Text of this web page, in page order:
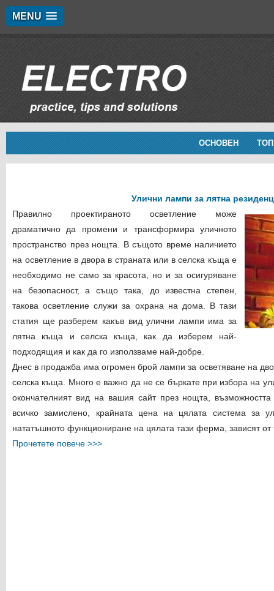
MENU
ОСНОВЕН
Улични лампи за лятна
Правилно проектираното осветление може
драматично да промени и трансформира уличното
пространство през нощта. В същото време наличието
на осветление в двора в страната или в селска къща е
необходимо не само за красота, но и за осигуряване
на безопасност, а също така, до известна степен,
такова осветление служи за охрана на дома. В тази
статия ще разберем какъв вид улични лампи има за
лятна къща и селска къща, как да изберем най-
подходящия и как да го използваме най-добре.
Днес в продажба има огромен брой лампи за осветяване на
селска къща. Много е важно да не се бъркате при избора на
окончателният вид на вашия сайт през нощта,
всичко замислено, крайната цена на цялата система за
нататъшното функциониране на цялата тази ферма, зависят от
Прочетете повече >>>